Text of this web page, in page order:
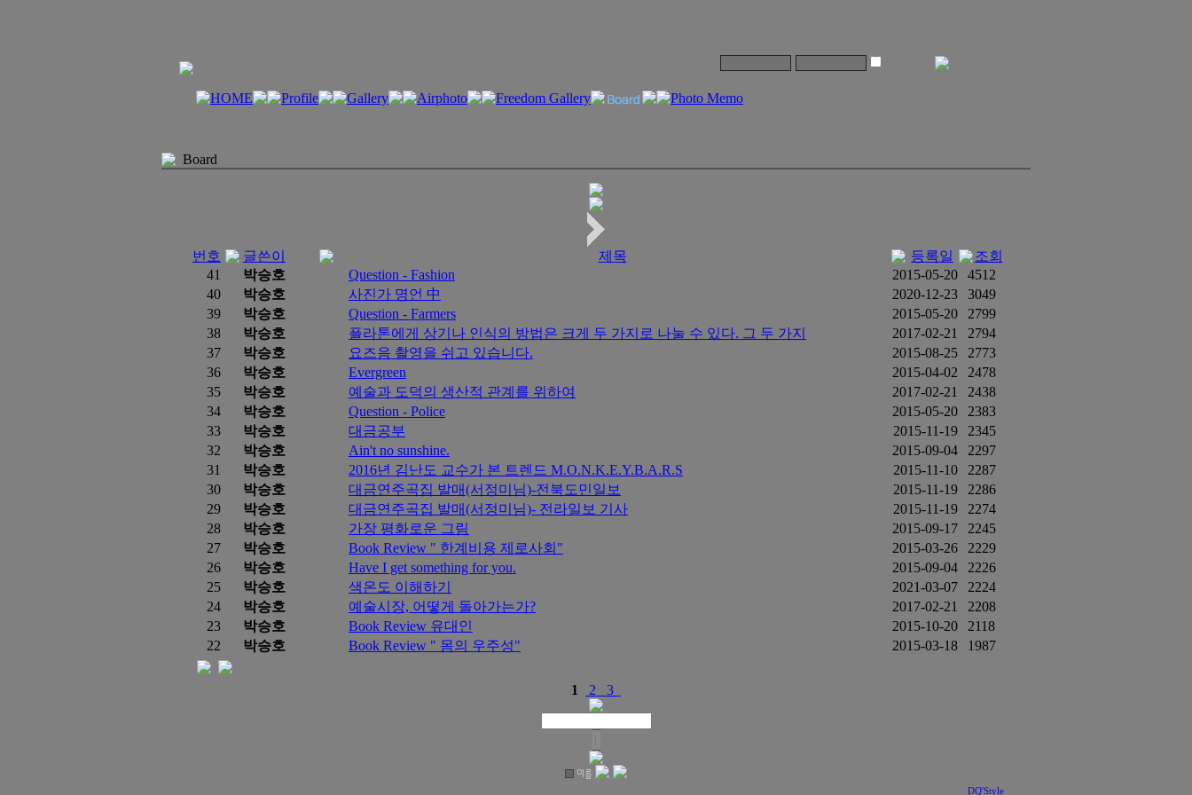
Board
번호 글쓴이 제목 등록일
조회
41
박승호 Question - Fashion 2015-05-20
4512
40
박승호 사진가 명언 中 2020-12-23
3049
39
박승호 Question - Farmers 2015-05-20
2799
38
박승호 플라톤에게 상기나 인식의 방법은 크게 두 가지로 나눌 수 있다. 그 두 가지 2017-02-21
2794
37
박승호 요즈음 촬영을 쉬고 있습니다. 2015-08-25
2773
36
박승호 Evergreen 2015-04-02
2478
35
박승호 예술과 도덕의 생산적 관계를 위하여 2017-02-21
2438
34
박승호 Question - Police 2015-05-20
2383
33
박승호 대금공부 2015-11-19
2345
32
박승호 Ain't no sunshine. 2015-09-04
2297
31
박승호 2016년 김난도 교수가 본 트렌드 M.O.N.K.E.Y.B.A.R.S 2015-11-10
2287
30
박승호 대금연주곡집 발매(서정미님)-전북도민일보 2015-11-19
2286
29
박승호 대금연주곡집 발매(서정미님)- 전라일보 기사 2015-11-19
2274
28
박승호 가장 평화로운 그림 2015-09-17
2245
27
박승호 Book Review " 한계비용 제로사회" 2015-03-26
2229
26
박승호 Have I get something for you. 2015-09-04
2226
25
박승호 색온도 이해하기 2021-03-07
2224
24
박승호 예술시장, 어떻게 돌아가는가? 2017-02-21
2208
23
박승호 Book Review 유대인 2015-10-20
2118
22
박승호 Book Review " 몸의 우주성" 2015-03-18 1987
1 2 3
DQ'Style